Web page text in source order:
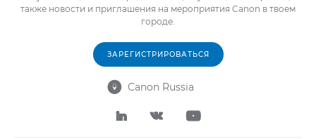
также новости и приглашения на мероприятия Canon в твоем
городе.
ЗАРЕГИСТРИРОВАТЬСЯ
 Canon Russia
  